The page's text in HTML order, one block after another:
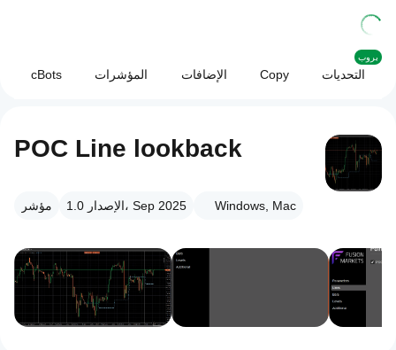
cBots المؤشرات الإضافات Copy التحديات
بروب
POC Line lookback
مؤشر الإصدار 1.0، Sep 2025 Windows, Mac